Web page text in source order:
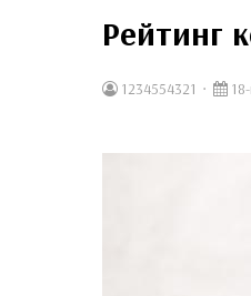
Рейтинг
1234554321